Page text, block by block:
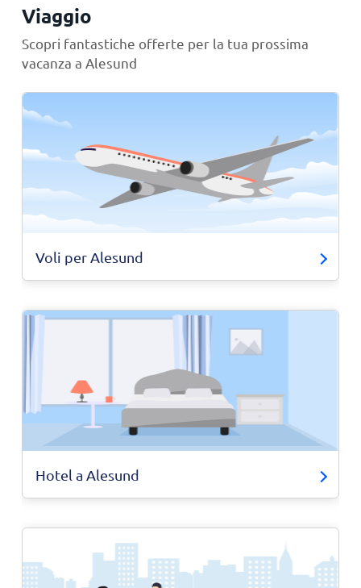
Viaggio
Scopri fantastiche offerte per la tua prossima
vacanza a Alesund
Voli per Alesund
Hotel a Alesund